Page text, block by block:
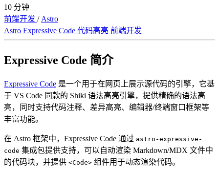
10 分钟
前端开发 / Astro
Astro Expressive Code 代码高亮 前端开发
Expressive Code 简介
Expressive Code 是一个用于在网页上展示源代码的引擎，它基
于 VS Code 同款的 Shiki 语法高亮引擎，提供精确的语法高
亮，同时支持代码注释、差异高亮、编辑器/终端窗口框架等
丰富功能。
在 Astro 框架中，Expressive Code 通过 astro-expressive-
code 集成包提供支持，可以自动渲染 Markdown/MDX 文件中
的代码块，并提供 <Code> 组件用于动态渲染代码。